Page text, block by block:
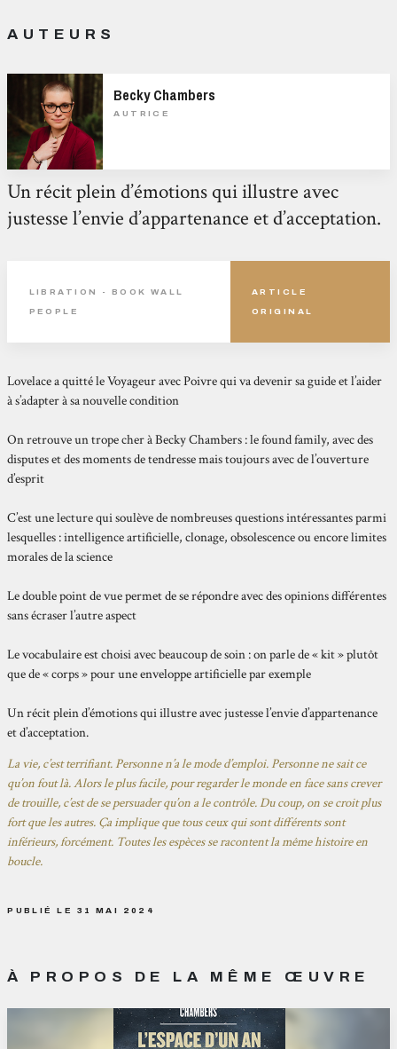
AUTEURS
Becky Chambers
AUTRICE
Un récit plein d’émotions qui illustre avec
justesse l’envie d’appartenance et d’acceptation.
LIBRATION - BOOK WALL
PEOPLE
ARTICLE
ORIGINAL
Lovelace a quitté le Voyageur avec Poivre qui va devenir sa guide et l’aider
à s’adapter à sa nouvelle condition
On retrouve un trope cher à Becky Chambers : le found family, avec des
disputes et des moments de tendresse mais toujours avec de l’ouverture
d’esprit
C’est une lecture qui soulève de nombreuses questions intéressantes parmi
lesquelles : intelligence artificielle, clonage, obsolescence ou encore limites
morales de la science
Le double point de vue permet de se répondre avec des opinions différentes
sans écraser l’autre aspect
Le vocabulaire est choisi avec beaucoup de soin : on parle de « kit » plutôt
que de « corps » pour une enveloppe artificielle par exemple
Un récit plein d’émotions qui illustre avec justesse l’envie d’appartenance
et d’acceptation.
La vie, c’est terrifiant. Personne n’a le mode d’emploi. Personne ne sait ce
qu’on fout là. Alors le plus facile, pour regarder le monde en face sans crever
de trouille, c’est de se persuader qu’on a le contrôle. Du coup, on se croit plus
fort que les autres. Ça implique que tous ceux qui sont différents sont
inférieurs, forcément. Toutes les espèces se racontent la même histoire en
boucle.
PUBLIÉ LE 31 MAI 2024
À PROPOS DE LA MÊME ŒUVRE